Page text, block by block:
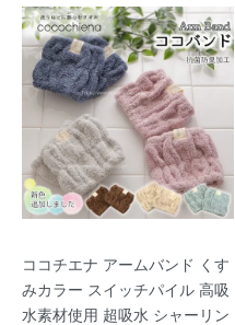
ココチエナ アームバンド くす
みカラー スイッチパイル 高吸
水素材使用 超吸水 シャーリン